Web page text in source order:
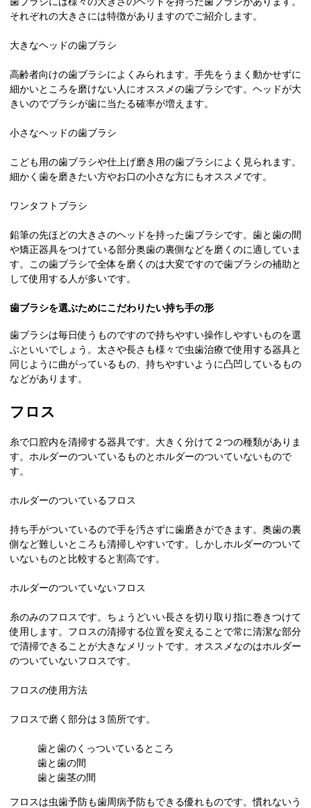
それぞれの大きさには特徴がありますのでご紹介します。
大きなヘッドの歯ブラシ
高齢者向けの歯ブラシによくみられます。手先をうまく動かせずに
細かいところを磨けない人にオススメの歯ブラシです。ヘッドが大
きいのでブラシが歯に当たる確率が増えます。
小さなヘッドの歯ブラシ
こども用の歯ブラシや仕上げ磨き用の歯ブラシによく見られます。
細かく歯を磨きたい方やお口の小さな方にもオススメです。
ワンタフトブラシ
鉛筆の先ほどの大きさのヘッドを持った歯ブラシです。歯と歯の間
や矯正器具をつけている部分奥歯の裏側などを磨くのに適していま
す。この歯ブラシで全体を磨くのは大変ですので歯ブラシの補助と
して使用する人が多いです。
歯ブラシを選ぶためにこだわりたい持ち手の形
歯ブラシは毎日使うものですので持ちやすい操作しやすいものを選
ぶといいでしょう。太さや長さも様々で虫歯治療で使用する器具と
同じように曲がっているもの、持ちやすいように凸凹しているもの
などがあります。
フロス
糸で口腔内を清掃する器具です。大きく分けて２つの種類がありま
す。ホルダーのついているものとホルダーのついていないもので
す。
ホルダーのついているフロス
持ち手がついているので手を汚さずに歯磨きができます。奥歯の裏
側など難しいところも清掃しやすいです。しかしホルダーのついて
いないものと比較すると割高です。
ホルダーのついていないフロス
糸のみのフロスです。ちょうどいい長さを切り取り指に巻きつけて
使用します。フロスの清掃する位置を変えることで常に清潔な部分
で清掃できることが大きなメリットです。オススメなのはホルダー
のついていないフロスです。
フロスの使用方法
フロスで磨く部分は３箇所です。
歯と歯のくっついているところ
歯と歯の間
歯と歯茎の間
フロスは虫歯予防も歯周病予防もできる優れものです。慣れないう